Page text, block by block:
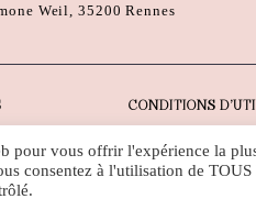
Weil, 35200 Rennes
CONDITIONS
pour vous offrir l'expérience la
consentez à l'utilisation de